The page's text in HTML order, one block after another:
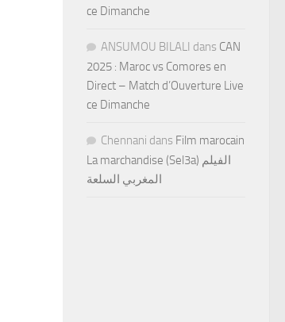
ce Dimanche
ANSUMOU BILALI dans CAN
2025 : Maroc vs Comores en
Direct – Match d’Ouverture Live
ce Dimanche
Chennani dans Film marocain
La marchandise (Sel3a) الفيلم
المغربي السلعة